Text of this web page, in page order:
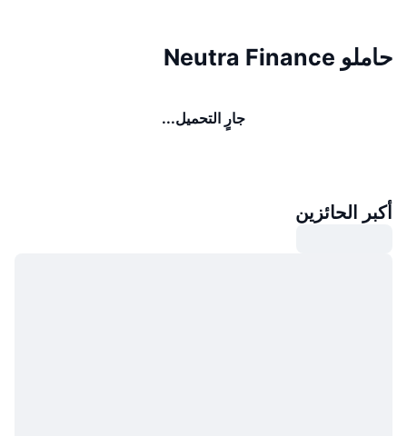
حاملو Neutra Finance
جارٍ التحميل...
أكبر الحائزين